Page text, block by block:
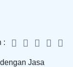
: